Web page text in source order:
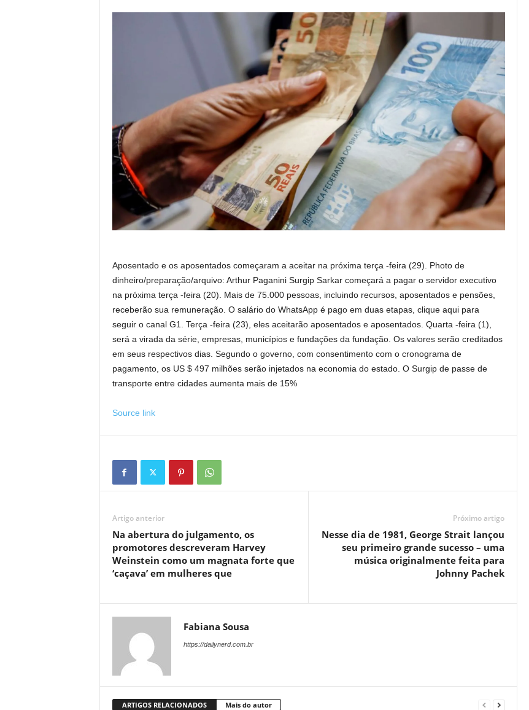
Aposentado e os aposentados começaram a aceitar na próxima terça -feira (29). Photo de
dinheiro/preparação/arquivo: Arthur Paganini Surgip Sarkar começará a pagar o servidor executivo
na próxima terça -feira (20). Mais de 75.000 pessoas, incluindo recursos, aposentados e pensões,
receberão sua remuneração. O salário do WhatsApp é pago em duas etapas, clique aqui para
seguir o canal G1. Terça -feira (23), eles aceitarão aposentados e aposentados. Quarta -feira (1),
será a virada da série, empresas, municípios e fundações da fundação. Os valores serão creditados
em seus respectivos dias. Segundo o governo, com consentimento com o cronograma de
pagamento, os US $ 497 milhões serão injetados na economia do estado. O Surgip de passe de
transporte entre cidades aumenta mais de 15%
Source link
Artigo anterior
Na abertura do julgamento, os
promotores descreveram Harvey
Weinstein como um magnata forte que
‘caçava’ em mulheres que
Próximo artigo
Nesse dia de 1981, George Strait lançou
seu primeiro grande sucesso – uma
música originalmente feita para
Johnny Pachek
Fabiana Sousa
https://dailynerd.com.br
ARTIGOS RELACIONADOS Mais do autor